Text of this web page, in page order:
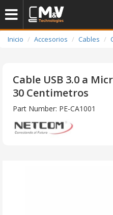
Inicio Accesorios Cables
Cable USB 3.0 a
30 Centimetros
Part Number: PE-CA1001